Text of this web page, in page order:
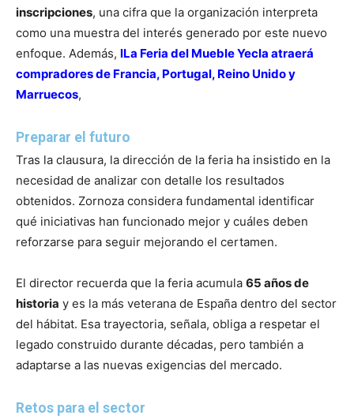
inscripciones, una cifra que la organización interpreta
como una muestra del interés generado por este nuevo
enfoque. Además, lLa Feria del Mueble Yecla atraerá
compradores de Francia, Portugal, Reino Unido y
Marruecos,
Preparar el futuro
Tras la clausura, la dirección de la feria ha insistido en la
necesidad de analizar con detalle los resultados
obtenidos. Zornoza considera fundamental identificar
qué iniciativas han funcionado mejor y cuáles deben
reforzarse para seguir mejorando el certamen.
El director recuerda que la feria acumula 65 años de
historia y es la más veterana de España dentro del sector
del hábitat. Esa trayectoria, señala, obliga a respetar el
legado construido durante décadas, pero también a
adaptarse a las nuevas exigencias del mercado.
Retos para el sector